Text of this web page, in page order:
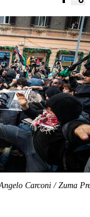
Carconi / Zuma